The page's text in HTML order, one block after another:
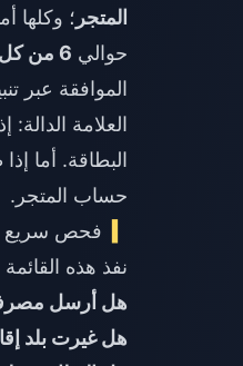
المتجر ؛ وكلها
حوالي 6 من كل 10
الموافقة عبر
العلامة
البطاقة. أما
حساب المتجر.
فحص سريع لمدة 60 ثانية: ما هو
نفذ هذه
هل أرسل مصرفك
هل غيرت بلد